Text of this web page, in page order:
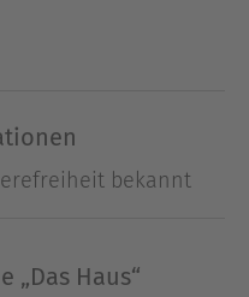
die E-Books
und Autoren
bekannt
„Das Haus“